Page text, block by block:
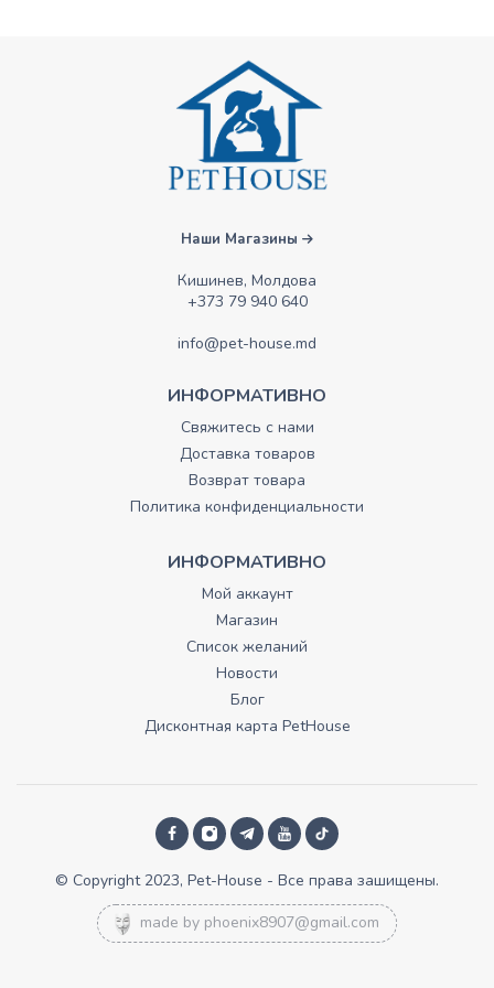
Наши Магазины
Кишинев, Молдова
+373 79 940 640
info@pet-house.md
ИНФОРМАТИВНО
Свяжитесь с нами
Доставка товаров
Возврат товара
Политика конфиденциальности
ИНФОРМАТИВНО
Мой аккаунт
Магазин
Список желаний
Новости
Блог
Дисконтная карта PetHouse
© Copyright 2023, Pet-House - Все права зашищены.
made by phoenix8907@gmail.com